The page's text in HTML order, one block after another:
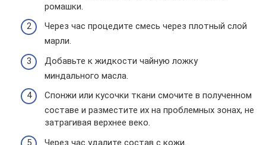
ромашки.
Через час процедите смесь через плотный слой
марли.
Добавьте к жидкости чайную ложку
миндального масла.
Спонжи или кусочки ткани смочите в полученном
составе и разместите их на проблемных зонах, не
затрагивая верхнее веко.
Через час удалите состав с кожи.